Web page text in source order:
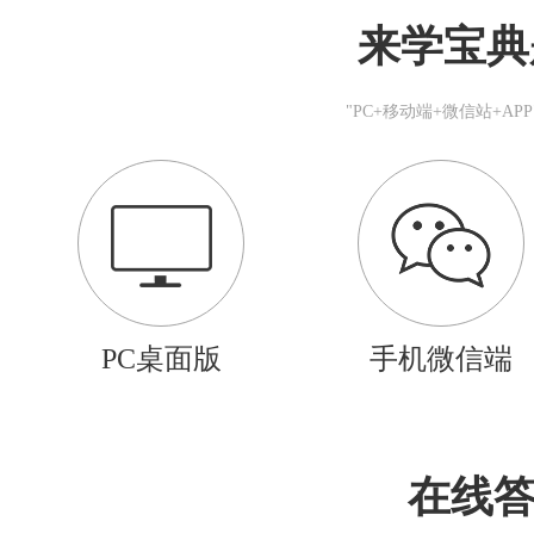
来学宝
"PC+移动端+微信站
PC桌面版 手机微信端
在线